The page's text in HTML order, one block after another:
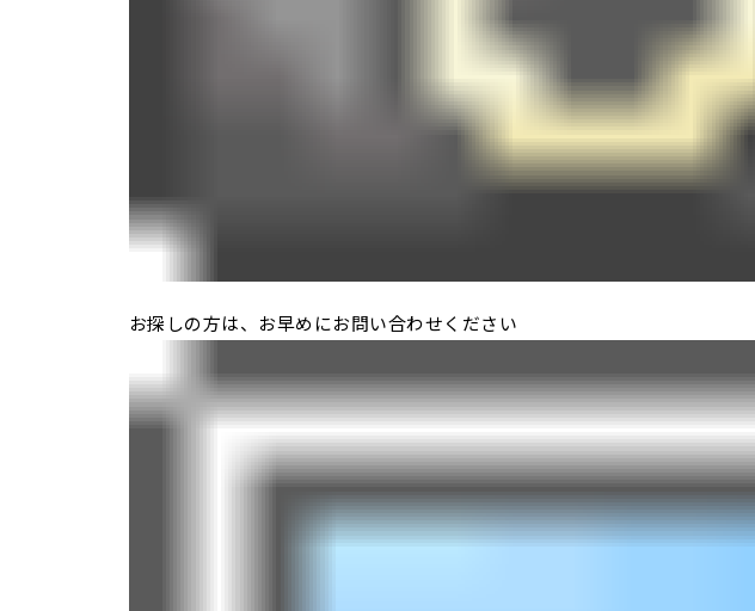
お探しの方は、お早めにお問い合わせください